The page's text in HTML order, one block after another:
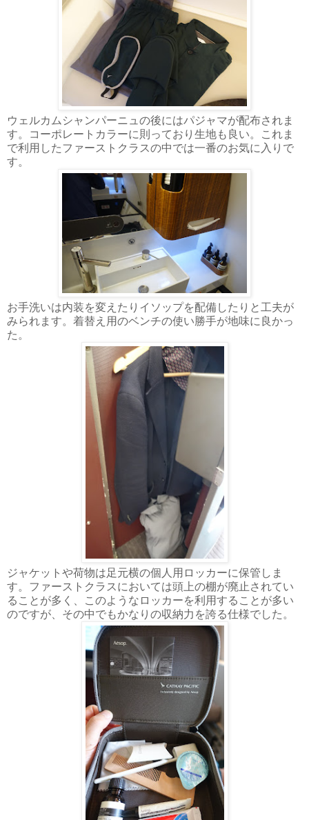
ウェルカムシャンパーニュの後にはパジャマが配布されま
す。コーポレートカラーに則っており生地も良い。これま
で利用したファーストクラスの中では一番のお気に入りで
す。
お手洗いは内装を変えたりイソップを配備したりと工夫が
みられます。着替え用のベンチの使い勝手が地味に良かっ
た。
ジャケットや荷物は足元横の個人用ロッカーに保管しま
す。ファーストクラスにおいては頭上の棚が廃止されてい
ることが多く、このようなロッカーを利用することが多い
のですが、その中でもかなりの収納力を誇る仕様でした。